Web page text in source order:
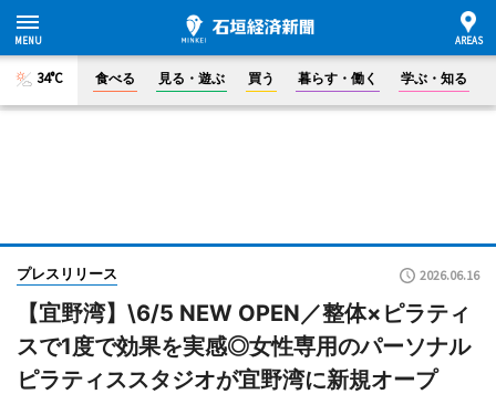
34°C 食べる 見る・遊ぶ 買う 暮らす・働く 学ぶ・知る
プレスリリース 2026.06.16
【宜野湾】\6/5 NEW OPEN／整体×ピラティ
スで1度で効果を実感◎女性専用のパーソナル
ピラティススタジオが宜野湾に新規オープ